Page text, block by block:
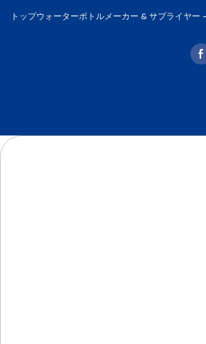
トップウォーターボトルメーカー & サプライヤー